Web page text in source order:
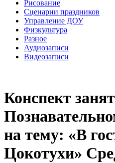
Рисование
Сценарии праздников
Управление ДОУ
Физкультура
Разное
Аудиозаписи
Видеозаписи
Конспект
на тему: «В
Цокотухи»